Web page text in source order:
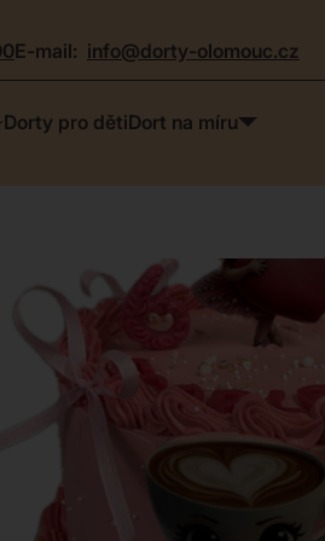
e-mail: info@dorty-olomouc.cz
Dorty pro dětiDort na míru